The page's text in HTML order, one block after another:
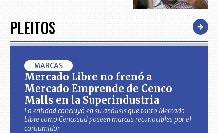
PLEITOS
MARCAS
Mercado Libre no frenó a
Mercado Emprende de Cenco
Malls en la Superindustria
La entidad concluyó en su análisis que tanto Mercado
Libre como Cencosud poseen marcas reconocibles por el
consumidor